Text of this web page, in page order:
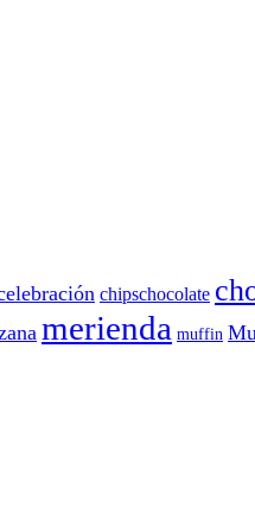
chipschocolate
merienda muffin